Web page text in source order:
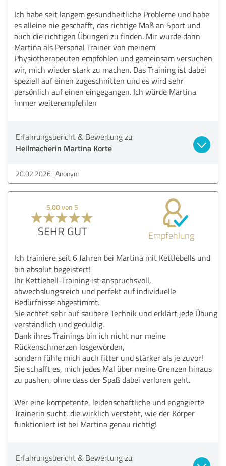
Ich habe seit langem gesundheitliche Probleme und habe
es alleine nie geschafft, das richtige Maß an Sport und
auch die richtigen Übungen zu finden. Mir wurde dann
Martina als Personal Trainer von meinem
Physiotherapeuten empfohlen und gemeinsam versuchen
wir, mich wieder stark zu machen. Das Training ist dabei
speziell auf einen zugeschnitten und es wird sehr
persönlich auf einen eingegangen. Ich würde Martina
immer weiterempfehlen
Erfahrungsbericht & Bewertung zu:
Heilmacherin Martina Korte
20.02.2026 Anonym
5,00 von 5
SEHR GUT Empfehlung
Ich trainiere seit 6 Jahren bei Martina mit Kettlebells und
bin absolut begeistert!
Ihr Kettlebell-Training ist anspruchsvoll,
abwechslungsreich und perfekt auf individuelle
Bedürfnisse abgestimmt.
Sie achtet sehr auf saubere Technik und erklärt jede Übung
verständlich und geduldig.
Dank ihres Trainings bin ich nicht nur meine
Rückenschmerzen losgeworden,
sondern fühle mich auch fitter und stärker als je zuvor!
Sie schafft es, mich jedes Mal über meine Grenzen hinaus
zu pushen, ohne dass der Spaß dabei verloren geht.
Wer eine kompetente, leidenschaftliche und engagierte
Trainerin sucht, die wirklich versteht, wie der Körper
funktioniert ist bei Martina genau richtig!
Erfahrungsbericht & Bewertung zu: